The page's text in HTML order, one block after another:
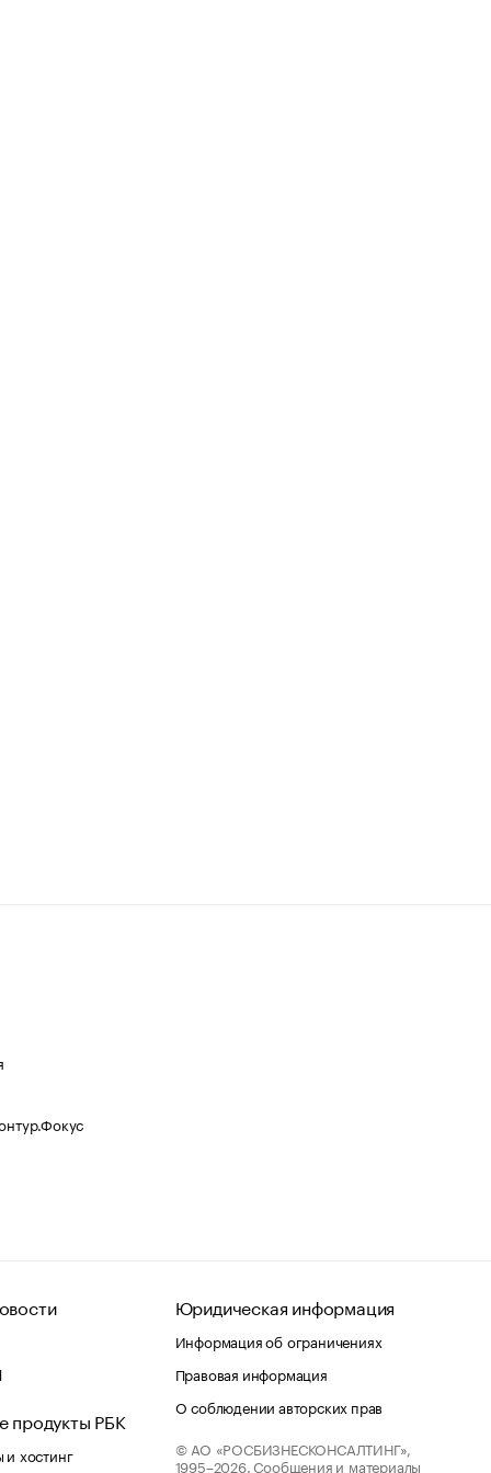
продукты РБК
хостинг
Юридическая информация
Информация об ограничениях
Правовая информация
О соблюдении авторских прав
© АО «РОСБИЗНЕСКОНСАЛТИНГ»,
1995–2026. Сообщения и материалы